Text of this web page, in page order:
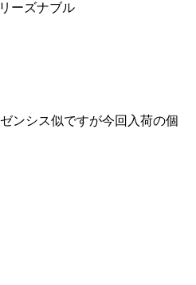
ーズナブル
ンシス似ですが今回入荷の個